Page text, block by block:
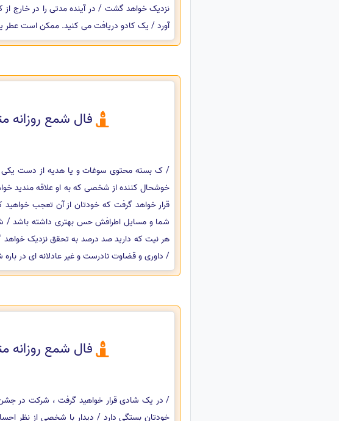
نزدیک خواهد گشت / در آینده مدتی را در خارج
آورد / یک کادو دریافت می کنید. ممکن است عطر
فال شمع روزانه
/ ک بسته محتوی سوغات و یا هدیه از دست یکی از
خوشحال کننده از شخصی که به او علاقه مندید
قرار خواهد گرفت که خودتان از آن تعجب
شما و مسایل اطرافش حس بهتری داشته باشد /
هر نیت که دارید صد درصد به تحقق نزدیک
/ داوری و قضاوت نادرست و غیر عادلانه ای در
فال شمع روزانه
/ در یک شادی قرار خواهید گرفت ، شرکت در جشن
خودتان بستگی دارد / دیدار با شخصی از نظر